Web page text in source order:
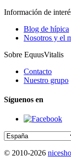
Información de
Blog de hípica
Nosotros y el
Sobre EquusVitalis
Contacto
Nuestro grupo
Síguenos en
© 2010-2026